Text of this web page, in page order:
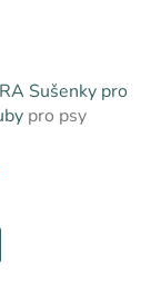
Sušenky pro
pro psy